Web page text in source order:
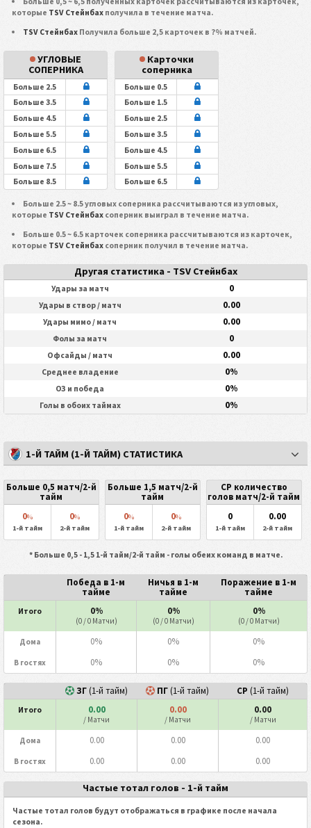
которые TSV Стейнбахполучила в течение матча.
TSV Стейнбах Получила больше 2,5 карточек в ?% матчей.
УГЛОВЫЕ
СОПЕРНИКА
Больше 2.5
Больше 3.5
Больше 4.5
Больше 5.5
Больше 6.5
Больше 7.5
Больше 8.5
Карточки
соперника
Больше 0.5
Больше 1.5
Больше 2.5
Больше 3.5
Больше 4.5
Больше 5.5
Больше 6.5
Больше 2.5 ~ 8.5 угловых соперника рассчитываются из угловых,
которые TSV Стейнбахсоперник выиграл в течение матча.
Больше 0.5 ~ 6.5 карточек соперника рассчитываются из карточек,
которые TSV Стейнбахсоперник получил в течение матча.
Другая статистика - TSV Стейнбах
Удары за матч 0
Удары в створ / матч 0.00
Удары мимо / матч 0.00
Фолы за матч 0
Офсайды / матч 0.00
Среднее владение 0%
ОЗ и победа 0%
Голы в обоих таймах 0%
1-Й ТАЙМ (1-Й ТАЙМ) СТАТИСТИКА
Больше 0,5 матч/2-й
тайм
0%
1-й тайм
0%
2-й тайм
Больше 1,5 матч/2-й
тайм
0%
1-й тайм
0%
2-й тайм
СР количество
голов матч/2-й тайм
0
1-й тайм
0.00
2-й тайм
* Больше 0,5 - 1,5 1-й тайм/2-й тайм - голы обеих команд в матче.
Победа в 1-м
тайме
Ничья в 1-м
тайме
Поражение в 1-м
тайме
Итого 0%
(0 / 0 Матчи)
0%
(0 / 0 Матчи)
0%
(0 / 0 Матчи)
Дома 0% 0% 0%
В гостях 0% 0% 0%
ЗГ(1-й тайм) ПГ(1-й тайм) СР (1-й тайм)
Итого 0.00
/ Матчи
0.00
/ Матчи
0.00
/ Матчи
Дома 0.00 0.00 0.00
В гостях 0.00 0.00 0.00
Частые тотал голов - 1-й тайм
Частые тотал голов будут отображаться в графике после начала
сезона.